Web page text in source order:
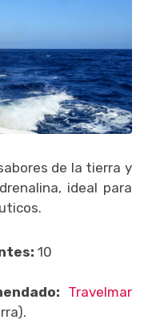
de la tierra y
ideal para
10
Travelmar